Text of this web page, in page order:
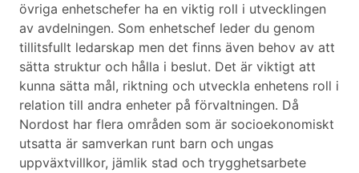
övriga enhetschefer ha en viktig roll i utvecklingen
av avdelningen. Som enhetschef leder du genom
tillitsfullt ledarskap men det finns även behov av att
sätta struktur och hålla i beslut. Det är viktigt att
kunna sätta mål, riktning och utveckla enhetens roll i
relation till andra enheter på förvaltningen. Då
Nordost har flera områden som är socioekonomiskt
utsatta är samverkan runt barn och ungas
uppväxtvillkor, jämlik stad och trygghetsarbete